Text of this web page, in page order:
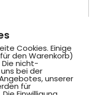
Cookies. Einige
den Warenkorb)
nicht-
bei der
unserer
für